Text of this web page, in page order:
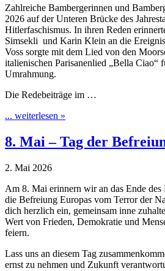
Zahlreiche Bambergerinnen und
2026 auf der Unteren Brücke des
Hitlerfaschismus. In ihren Reden
Simsekli und Karin Klein an die
Voss sorgte mit dem Lied von den
italienischen Parisanenlied „Bella Ciao“
Umrahmung.
Die Redebeiträge im …
... weiterlesen »
8. Mai – Tag der
2. Mai 2026
Am 8. Mai erinnern wir an das Ende des
die Befreiung Europas vom Terror der
dich herzlich ein, gemeinsam inne
Wert von Frieden, Demokratie und
feiern.
Lass uns an diesem Tag
ernst zu nehmen und Zukunft